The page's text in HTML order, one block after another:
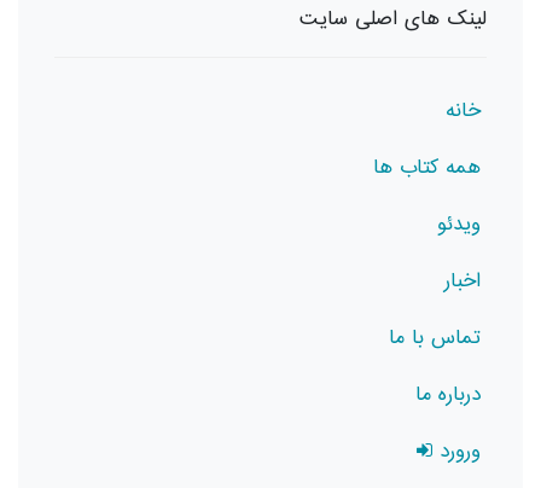
لینک های اصلی سایت
خانه
همه کتاب ها
ویدئو
اخبار
تماس با ما
درباره ما
ورورد